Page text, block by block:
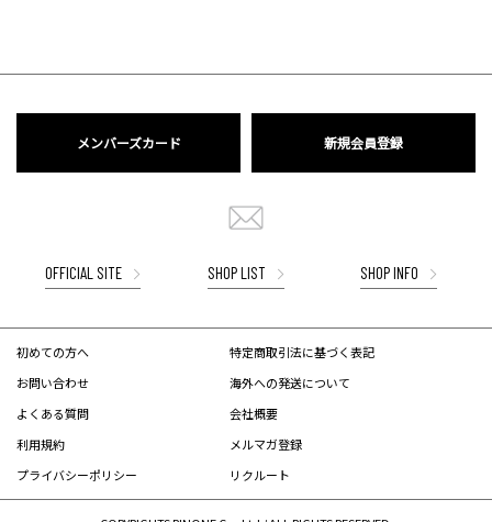
メンバーズカード 新規会員登録
OFFICIAL SITE SHOP LIST SHOP INFO
初めての方へ
お問い合わせ
よくある質問
利用規約
プライバシーポリシー
特定商取引法に基づく表記
海外への発送について
会社概要
メルマガ登録
リクルート